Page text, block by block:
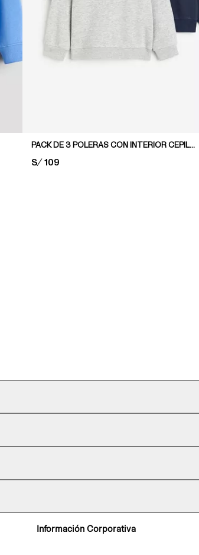
PACK DE 3 POLERAS CON INTERIOR CEPILLADO
PRICE:
S/ 109
Información Corporativa